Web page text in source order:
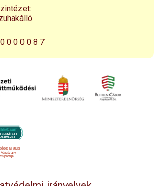
0 0 0 0 8 7
a Falusi
Alapítvány
profilja